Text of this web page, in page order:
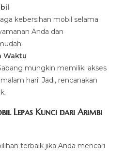
kebersihan mobil selama
Anda dan
Waktu
mungkin memiliki akses
hari. Jadi, rencanakan
Lepas Kunci dari Arimbi
terbaik jika Anda mencari